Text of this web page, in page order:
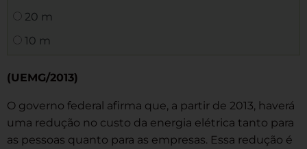
20 m
10 m
(UEMG/2013)
O governo federal afirma que, a partir de 2013, haverá
uma redução no custo da energia elétrica tanto para
as pessoas quanto para as empresas. Essa redução é